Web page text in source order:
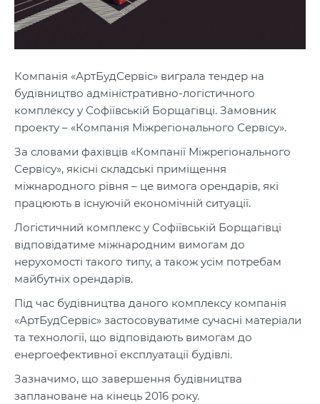
Компанія «АртБудСервіс» виграла тендер на
будівництво адміністративно-логістичного
комплексу у Софіївській Борщагівці. Замовник
проекту – «Компанія Міжрегіонального Сервісу».
За словами фахівців «Компанії Міжрегіонального
Сервісу», якісні складські приміщення
міжнародного рівня – це вимога орендарів, які
працюють в існуючій економічній ситуації.
Логістичний комплекс у Софіївській Борщагівці
відповідатиме міжнародним вимогам до
нерухомості такого типу, а також усім потребам
майбутніх орендарів.
Під час будівництва даного комплексу компанія
«АртБудСервіс» застосовуватиме сучасні матеріали
та технології, що відповідають вимогам до
енергоефективної експлуатації будівлі.
Зазначимо, що завершення будівництва
заплановане на кінець 2016 року.